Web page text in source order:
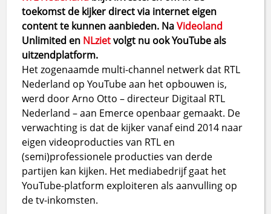
toekomst de kijker direct via internet eigen
content te kunnen aanbieden. NaVideoland
Unlimited en NLzietvolgt nu ook YouTube als
uitzendplatform.
Het zogenaamde multi-channel netwerk dat RTL
Nederland op YouTube aan het opbouwen is,
werd door Arno Otto – directeur Digitaal RTL
Nederland – aan Emerce openbaar gemaakt. De
verwachting is dat de kijker vanaf eind 2014 naar
eigen videoproducties van RTL en
(semi)professionele producties van derde
partijen kan kijken. Het mediabedrijf gaat het
YouTube-platform exploiteren als aanvulling op
de tv-inkomsten.